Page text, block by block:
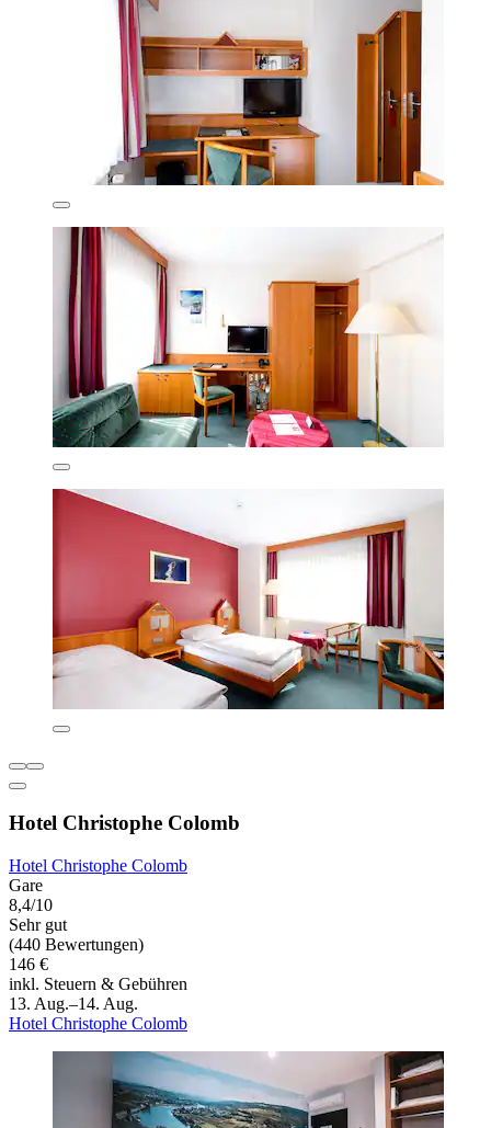
Hotel Christophe Colomb
Hotel Christophe Colomb
Gare
8,4/10
Sehr gut
(440 Bewertungen)
146 €
inkl. Steuern & Gebühren
13. Aug.–14. Aug.
Hotel Christophe Colomb